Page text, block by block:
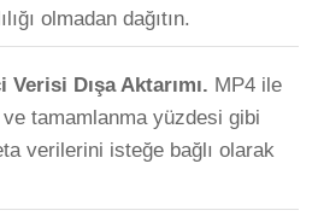
olmadan dağıtın.
Dışa Aktarımı. MP4 ile
tamamlanma yüzdesi gibi
verilerini isteğe bağlı olarak